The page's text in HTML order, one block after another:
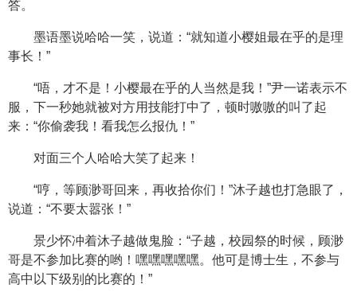
答。
墨语墨说哈哈一笑，说道：“就知道小樱姐最在乎的是理
事长！”
“唔，才不是！小樱最在乎的人当然是我！”尹一诺表示不
服，下一秒她就被对方用技能打中了，顿时嗷嗷的叫了起
来：“你偷袭我！看我怎么报仇！”
对面三个人哈哈大笑了起来！
“哼，等顾渺哥回来，再收拾你们！”沐子越也打急眼了，
说道：“不要太嚣张！”
景少怀冲着沐子越做鬼脸：“子越，校园祭的时候，顾渺
哥是不参加比赛的哟！嘿嘿嘿嘿嘿。他可是博士生，不参与
高中以下级别的比赛的！”